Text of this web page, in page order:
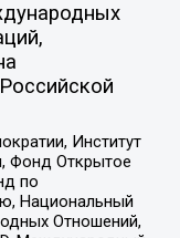
Институт
Фонд Открытое
по
Национальный
Отношений,